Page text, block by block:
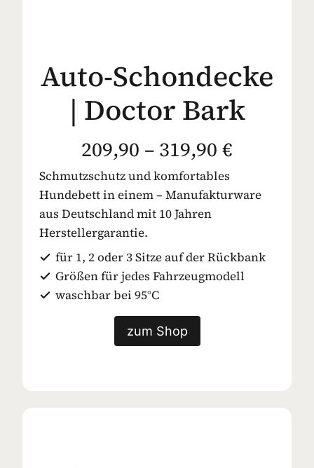
Auto-Schondecke
| Doctor Bark
209,90 – 319,90 €
Schmutzschutz und komfortables
Hundebett in einem – Manufakturware
aus Deutschland mit 10 Jahren
Herstellergarantie.
für 1, 2 oder 3 Sitze auf der Rückbank
Größen für jedes Fahrzeugmodell
waschbar bei 95°C
zum Shop